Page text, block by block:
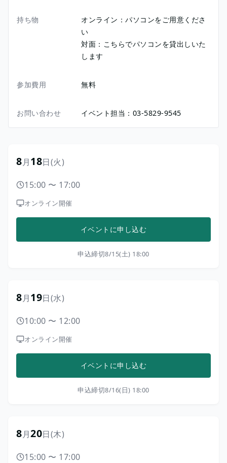
持ち物
オンライン：パソコンをご用意くださ
い
対面：こちらでパソコンを貸出しいた
します
参加費用 無料
お問い合わせ イベント担当：03-5829-9545
8月18日(火)
15:00 〜 17:00
オンライン開催
イベントに申し込む
申込締切8/15(土) 18:00
8月19日(水)
10:00 〜 12:00
オンライン開催
イベントに申し込む
申込締切8/16(日) 18:00
8月20日(木)
15:00 〜 17:00